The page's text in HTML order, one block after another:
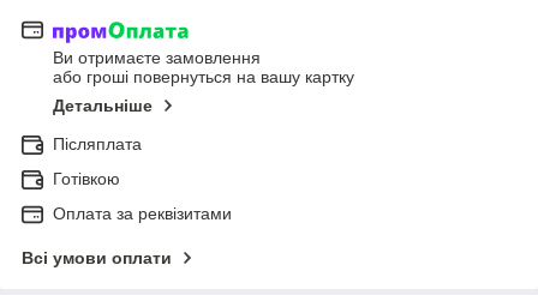
Ви отримаєте замовлення
або гроші повернуться на вашу картку
Детальніше
Післяплата
Готівкою
Оплата за реквізитами
Всі умови оплати